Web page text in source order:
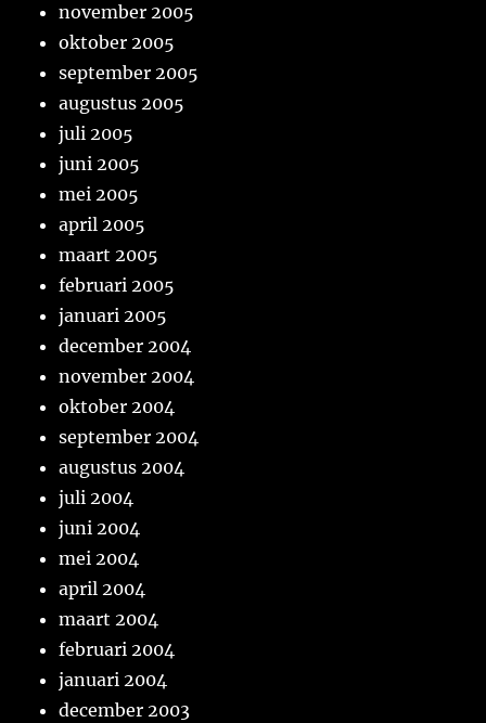
november 2005
oktober 2005
september 2005
augustus 2005
juli 2005
juni 2005
mei 2005
april 2005
maart 2005
februari 2005
januari 2005
december 2004
november 2004
oktober 2004
september 2004
augustus 2004
juli 2004
juni 2004
mei 2004
april 2004
maart 2004
februari 2004
januari 2004
december 2003